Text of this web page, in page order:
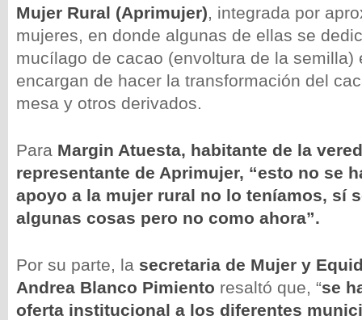
Mujer Rural (Aprimujer), integrada por
mujeres, en donde algunas de ellas se
mucílago de cacao (envoltura de la semilla)
encargan de hacer la transformación del
mesa y otros derivados.
Para Margin Atuesta, habitante de la
representante de Aprimujer, “esto no se
apoyo a la mujer rural no lo teníamos, sí
algunas cosas pero no como ahora”.
Por su parte, la secretaria de Mujer y
Andrea Blanco Pimiento resaltó que, “se
oferta institucional a los diferentes